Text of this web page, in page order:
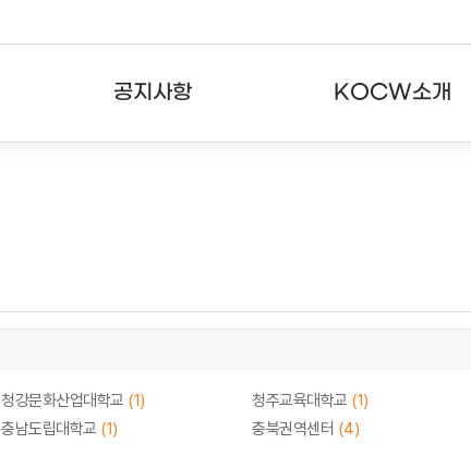
공지사항 KOCW소개
청강문화산업대학교 (1) 청주교육대학교 (1)
충남도립대학교 (1) 충북권역센터 (4)